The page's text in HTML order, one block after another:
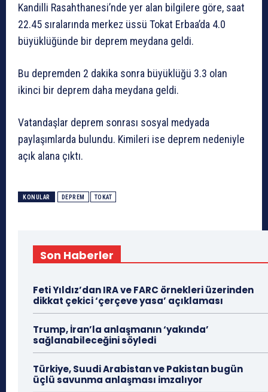
Kandilli Rasahthanesi’nde yer alan bilgilere göre, saat
22.45 sıralarında merkez üssü Tokat Erbaa’da 4.0
büyüklüğünde bir deprem meydana geldi.
Bu depremden 2 dakika sonra büyüklüğü 3.3 olan
ikinci bir deprem daha meydana geldi.
Vatandaşlar deprem sonrası sosyal medyada
paylaşımlarda bulundu. Kimileri ise deprem nedeniyle
açık alana çıktı.
KONULAR DEPREM TOKAT
Son Haberler
Feti Yıldız’dan IRA ve FARC örnekleri üzerinden
dikkat çekici ‘çerçeve yasa’ açıklaması
Trump, İran’la anlaşmanın ‘yakında’
sağlanabileceğini söyledi
Türkiye, Suudi Arabistan ve Pakistan bugün
üçlü savunma anlaşması imzalıyor